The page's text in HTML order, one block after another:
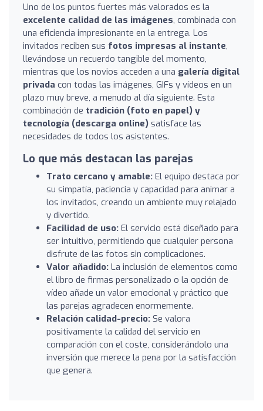
Uno de los puntos fuertes más valorados es la
excelente calidad de las imágenes, combinada con
una eficiencia impresionante en la entrega. Los
invitados reciben sus fotos impresas al instante,
llevándose un recuerdo tangible del momento,
mientras que los novios acceden a una galería digital
privada con todas las imágenes, GIFs y vídeos en un
plazo muy breve, a menudo al día siguiente. Esta
combinación de tradición (foto en papel) y
tecnología (descarga online) satisface las
necesidades de todos los asistentes.
Lo que más destacan las parejas
Trato cercano y amable: El equipo destaca por
su simpatía, paciencia y capacidad para animar a
los invitados, creando un ambiente muy relajado
y divertido.
Facilidad de uso: El servicio está diseñado para
ser intuitivo, permitiendo que cualquier persona
disfrute de las fotos sin complicaciones.
Valor añadido: La inclusión de elementos como
el libro de firmas personalizado o la opción de
vídeo añade un valor emocional y práctico que
las parejas agradecen enormemente.
Relación calidad-precio: Se valora
positivamente la calidad del servicio en
comparación con el coste, considerándolo una
inversión que merece la pena por la satisfacción
que genera.